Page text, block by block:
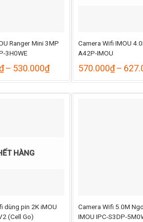
Ranger Mini 3MP
3H0WE
– 530.000₫Khoảng
giá:
từ
462.000₫
Camera Wifi IMOU
A42P-IMOU
570.000₫–
HÀNG
dùng pin 2K iMOU
(Cell Go)
Camera Wifi 5.0M
IMOU IPC-S3DP-